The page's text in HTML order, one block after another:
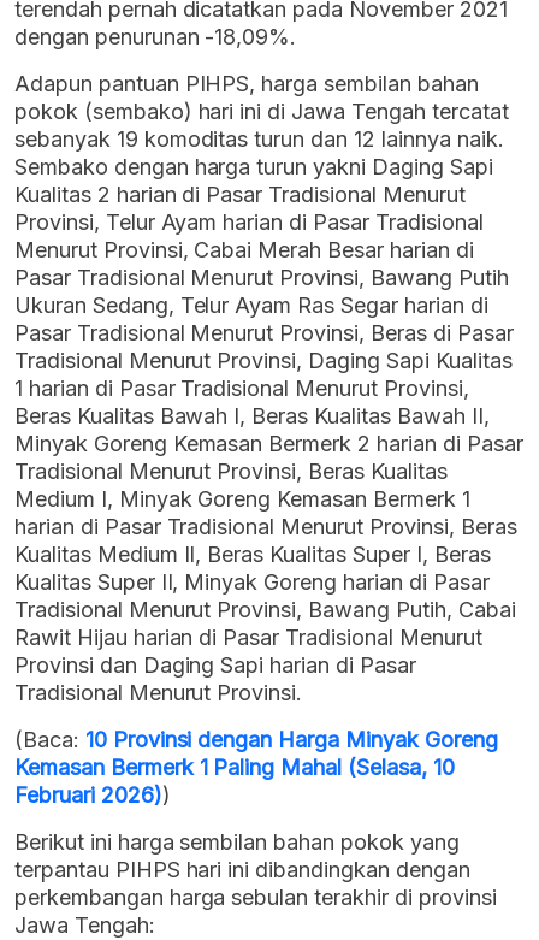
terendah pernah dicatatkan pada November 2021
dengan penurunan -18,09%.
Adapun pantuan PIHPS, harga sembilan bahan
pokok (sembako) hari ini di Jawa Tengah tercatat
sebanyak 19 komoditas turun dan 12 lainnya naik.
Sembako dengan harga turun yakni Daging Sapi
Kualitas 2 harian di Pasar Tradisional Menurut
Provinsi, Telur Ayam harian di Pasar Tradisional
Menurut Provinsi, Cabai Merah Besar harian di
Pasar Tradisional Menurut Provinsi, Bawang Putih
Ukuran Sedang, Telur Ayam Ras Segar harian di
Pasar Tradisional Menurut Provinsi, Beras di Pasar
Tradisional Menurut Provinsi, Daging Sapi Kualitas
1 harian di Pasar Tradisional Menurut Provinsi,
Beras Kualitas Bawah I, Beras Kualitas Bawah II,
Minyak Goreng Kemasan Bermerk 2 harian di Pasar
Tradisional Menurut Provinsi, Beras Kualitas
Medium I, Minyak Goreng Kemasan Bermerk 1
harian di Pasar Tradisional Menurut Provinsi, Beras
Kualitas Medium II, Beras Kualitas Super I, Beras
Kualitas Super II, Minyak Goreng harian di Pasar
Tradisional Menurut Provinsi, Bawang Putih, Cabai
Rawit Hijau harian di Pasar Tradisional Menurut
Provinsi dan Daging Sapi harian di Pasar
Tradisional Menurut Provinsi.
(Baca: 10 Provinsi dengan Harga Minyak Goreng
Kemasan Bermerk 1 Paling Mahal (Selasa, 10
Februari 2026))
Berikut ini harga sembilan bahan pokok yang
terpantau PIHPS hari ini dibandingkan dengan
perkembangan harga sebulan terakhir di provinsi
Jawa Tengah: